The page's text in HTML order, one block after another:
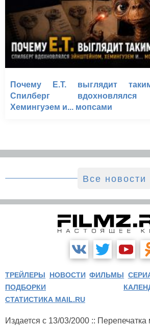
Почему E.T. выглядит
Спилберг вдохновлялся
Хемингуэем и... мопсами
Все новости
ТРЕЙЛЕРЫ НОВОСТИ ФИЛЬМЫ
ПОДБОРКИ
СТАТИСТИКА MAIL.RU
Издается с 13/03/2000 ::